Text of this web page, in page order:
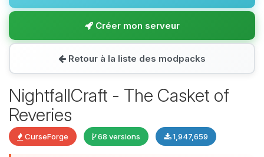
Créer mon serveur
Retour à la liste des modpacks
NightfallCraft - The Casket of
Reveries
CurseForge 68 versions 1,947,659